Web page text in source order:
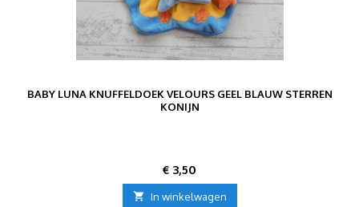
BABY LUNA KNUFFELDOEK VELOURS GEEL BLAUW STERREN
KONIJN
Prijs
€ 3,50
 In winkelwagen